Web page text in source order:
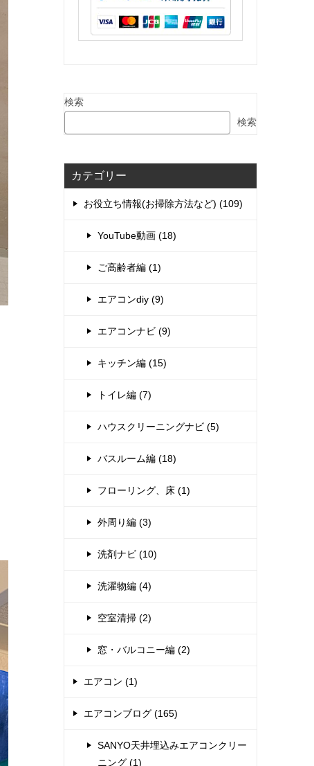
検索
検索
カテゴリー
お役立ち情報(お掃除方法など) (109)
YouTube動画 (18)
ご高齢者編 (1)
エアコンdiy (9)
エアコンナビ (9)
キッチン編 (15)
トイレ編 (7)
ハウスクリーニングナビ (5)
バスルーム編 (18)
フローリング、床 (1)
外周り編 (3)
洗剤ナビ (10)
洗濯物編 (4)
空室清掃 (2)
窓・バルコニー編 (2)
エアコン (1)
エアコンブログ (165)
SANYO天井埋込みエアコンクリー
ニング (1)